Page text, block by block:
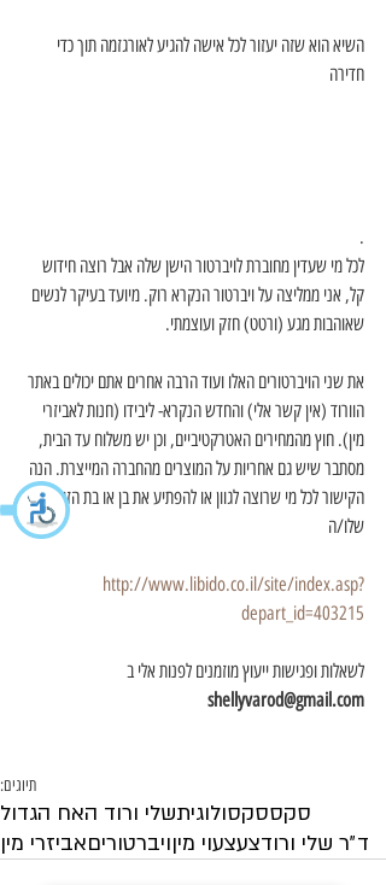
השיא הוא שזה יעזור לכל אישה להגיע לאורגזמה תוך כדי
חדירה
.
לכל מי שעדין מחוברת לויברטור הישן שלה אבל רוצה חידוש
קל, אני ממליצה על ויברטור הנקרא רוק. מיועד בעיקר לנשים
שאוהבות מגע (ורטט) חזק ועוצמתי.
את שני הויברטורים האלו ועוד הרבה אחרים אתם יכולים באתר
הוורוד (אין קשר אלי) והחדש הנקרא- ליבידו (חנות לאביזרי
מין). חוץ מהמחירים האטרקטיביים, וכן יש משלוח עד הבית,
מסתבר שיש גם אחריות על המוצרים מהחברה המייצרת. הנה
הקישור לכל מי שרוצה לגוון או להפתיע את בן או בת הזוג
שלו/ה
http://www.libido.co.il/site/index.asp?
depart_id=403215
לשאלות ופגישות ייעוץ מוזמנים לפנות אלי ב
shellyvarod@gmail.com
תיוגים:
סקססקסולוגיתשלי ורוד האח הגדול
ד״ר שלי ורודצעצעוי מיןויברטוריםאביזרי מין